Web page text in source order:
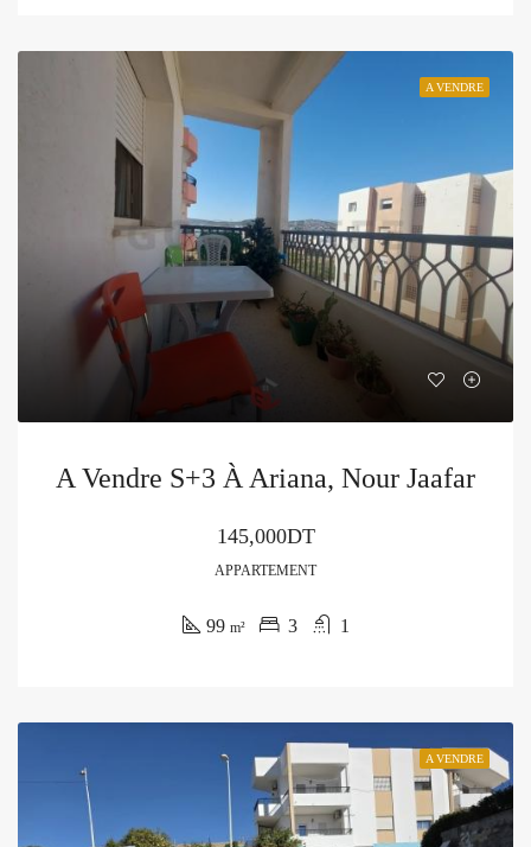
A VENDRE
A Vendre S+3 À Ariana, Nour Jaafar
145,000DT
APPARTEMENT
99 m² 3 1
A VENDRE